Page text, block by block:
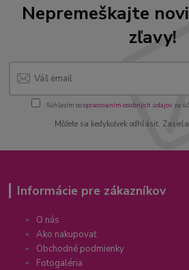
Nepremeškajte
zľavy!
Súhlasím sospracovaním osobných údajov za
Môžete sa kedykoľvek odhlásiť.
Informácie pre zákazníkov
O nás
Ako nakupovať
Obchodné podmienky
Fotogaléria